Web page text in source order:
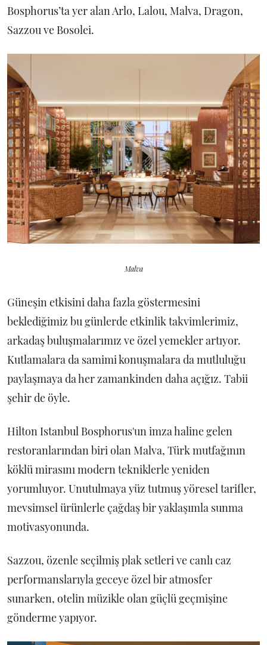
Bosphorus’ta yer alan Arlo, Lalou, Malva, Dragon,
Sazzou ve Bosolei.
Malva
Güneşin etkisini daha fazla göstermesini
beklediğimiz bu günlerde etkinlik takvimlerimiz,
arkadaş buluşmalarımız ve özel yemekler artıyor.
Kutlamalara da samimi konuşmalara da mutluluğu
paylaşmaya da her zamankinden daha açığız. Tabii
şehir de öyle.
Hilton Istanbul Bosphorus'un imza haline gelen
restoranlarından biri olan Malva, Türk mutfağının
köklü mirasını modern tekniklerle yeniden
yorumluyor. Unutulmaya yüz tutmuş yöresel tarifler,
mevsimsel ürünlerle çağdaş bir yaklaşımla sunma
motivasyonunda.
Sazzou, özenle seçilmiş plak setleri ve canlı caz
performanslarıyla geceye özel bir atmosfer
sunarken, otelin müzikle olan güçlü geçmişine
gönderme yapıyor.